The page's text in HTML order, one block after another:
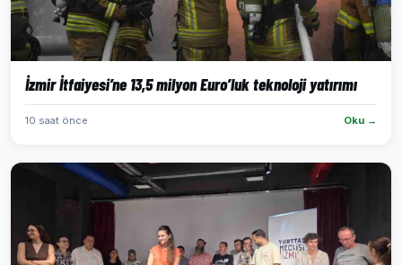
İzmir İtfaiyesi’ne 13,5 milyon Euro’luk teknoloji yatırımı
10 saat önce Oku →